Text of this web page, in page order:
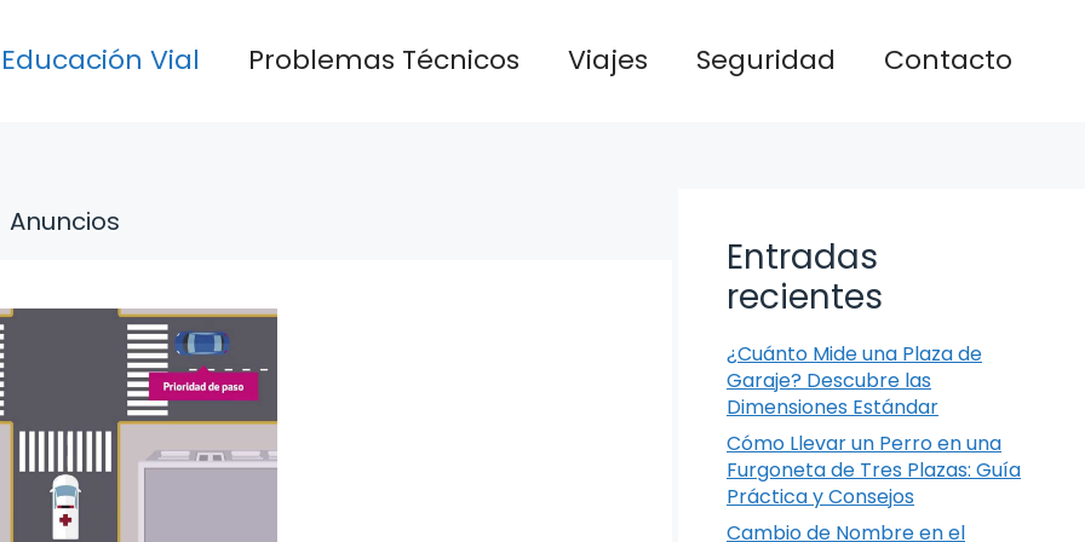
Educación Vial Problemas Técnicos Viajes Seguridad Contacto
Anuncios
Entradas
recientes
¿Cuánto Mide una Plaza de
Garaje? Descubre las
Dimensiones Estándar
Cómo Llevar un Perro en una
Furgoneta de Tres Plazas: Guía
Práctica y Consejos
Cambio de Nombre en el